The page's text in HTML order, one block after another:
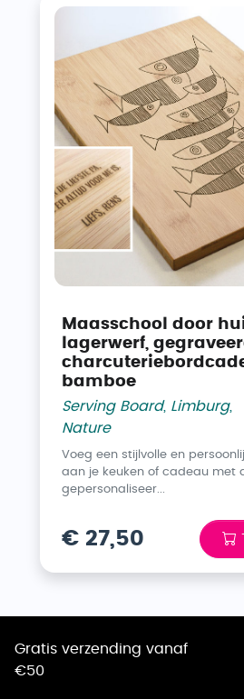
Maasschool door
lagerwerf,
bamboe
Serving Board, Limburg,
Nature
Voeg een stijlvolle en
aan je keuken of cadeau met
gepersonaliseer...
€ 27,50
Gratis verzending vanaf
€50